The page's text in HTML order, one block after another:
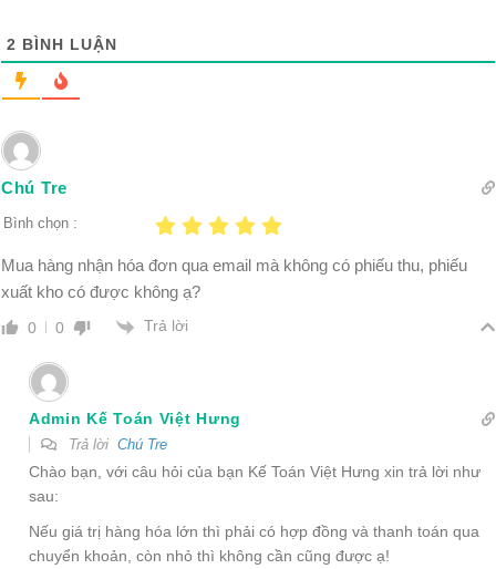
2 BÌNH LUẬN
Chú Tre
Bình chọn :
Mua hàng nhận hóa đơn qua email mà không có phiếu thu, phiếu
xuất kho có được không ạ?
0 0 Trả lời
Admin Kế Toán Việt Hưng
Trả lời Chú Tre
Chào bạn, với câu hỏi của bạn Kế Toán Việt Hưng xin trả lời như
sau:
Nếu giá trị hàng hóa lớn thì phải có hợp đồng và thanh toán qua
chuyển khoản, còn nhỏ thì không cần cũng được ạ!